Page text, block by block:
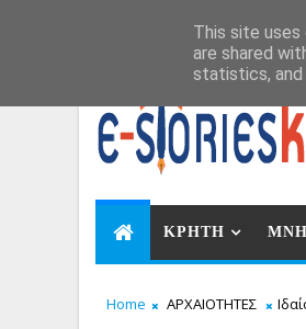
ΚΡΗΤΗ
Home ΑΡΧΑΙΟΤΗΤΕΣ
This site
are shared
statistics,